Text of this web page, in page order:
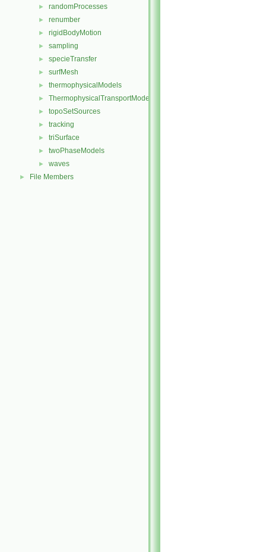
► randomProcesses
► renumber
► rigidBodyMotion
► sampling
► specieTransfer
► surfMesh
► thermophysicalModels
► ThermophysicalTransportModels
► topoSetSources
► tracking
► triSurface
► twoPhaseModels
► waves
► File Members